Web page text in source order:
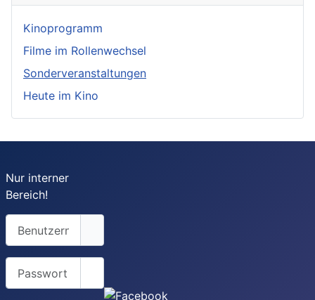
Kinoprogramm
Filme im Rollenwechsel
Sonderveranstaltungen
Heute im Kino
Nur interner
Bereich!
Benutzername